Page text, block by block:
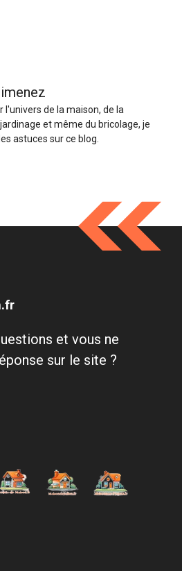
l'univers de la maison, de la
et même du bricolage, je
astuces sur ce blog.
et vous ne
sur le site ?